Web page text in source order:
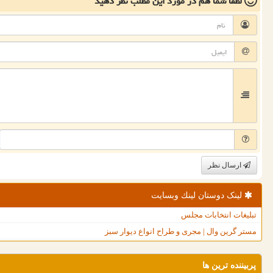
ارسال نظر
لینک دوستان لینك وبسایت
تبلیغات انتخابات مجلس
مستر گرین وال | مجری و طراح انواع دیوار سبز
پربیننده ترین ها